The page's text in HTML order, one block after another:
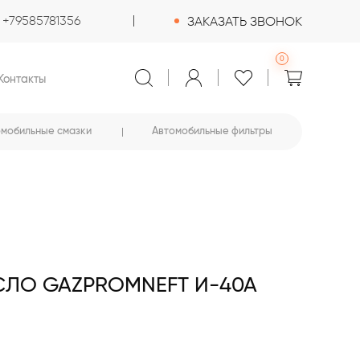
+79585781356 ЗАКАЗАТЬ ЗВОНОК
0
смазки Автомобильные фильтры
GAZPROMNEFT И-40А